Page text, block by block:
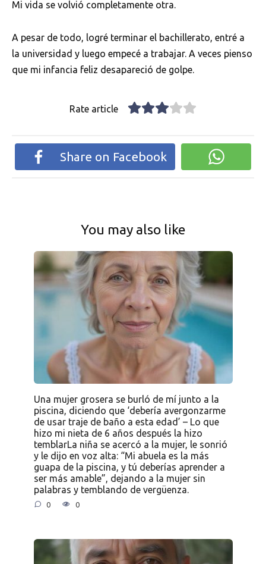
Mi vida se volvió completamente otra.
A pesar de todo, logré terminar el bachillerato, entré a
la universidad y luego empecé a trabajar. A veces pienso
que mi infancia feliz desapareció de golpe.
Rate article
Share on Facebook
You may also like
Una mujer grosera se burló de mí junto a la
piscina, diciendo que ‘debería avergonzarme
de usar traje de baño a esta edad’ – Lo que
hizo mi nieta de 6 años después la hizo
temblarLa niña se acercó a la mujer, le sonrió
y le dijo en voz alta: “Mi abuela es la más
guapa de la piscina, y tú deberías aprender a
ser más amable”, dejando a la mujer sin
palabras y temblando de vergüenza.
0 0